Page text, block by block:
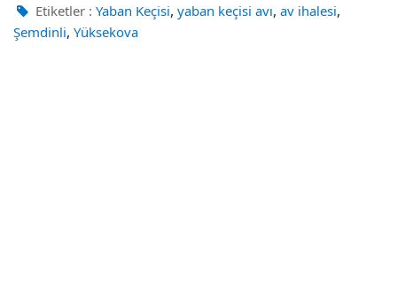
Etiketler : Yaban Keçisi, yaban keçisi avı, av ihalesi,
Şemdinli, Yüksekova